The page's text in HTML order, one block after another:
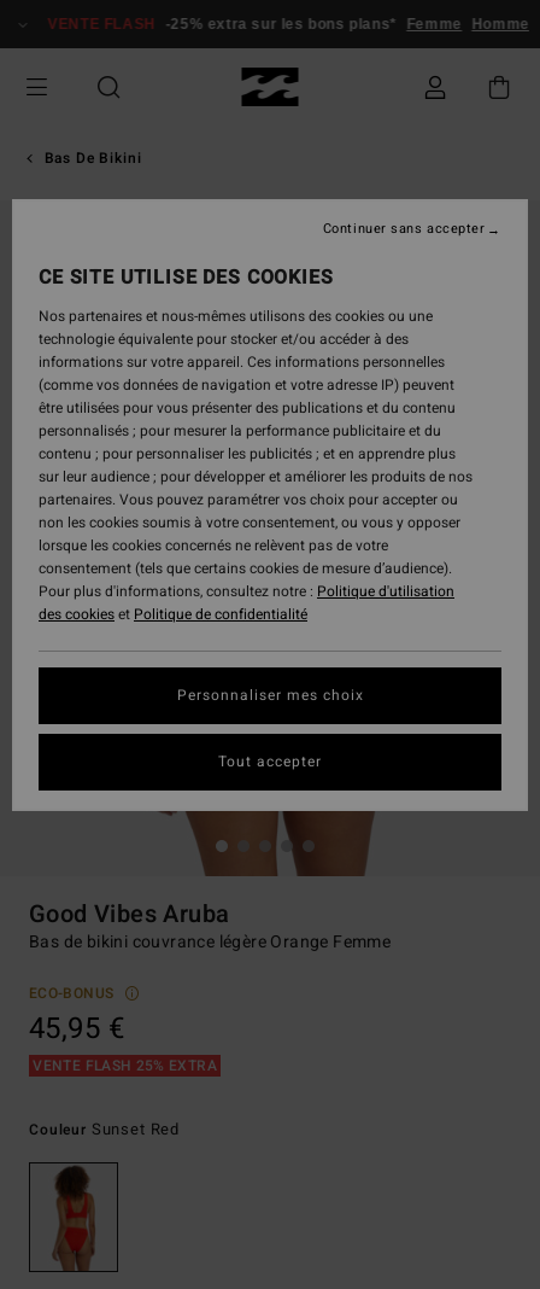
VENTE FLASH -25% extra sur les bons plans* Femme Homme
Bas De Bikini
Good Vibes Aruba
Bas de bikini couvrance légère Orange Femme
ECO-BONUS
45,95 €
VENTE FLASH 25% EXTRA
Couleur Sunset Red
CE SITE UTILISE DES COOKIES
Nos partenaires et nous-mêmes utilisons des cookies ou une
technologie équivalente pour stocker et/ou accéder à des
informations sur votre appareil. Ces informations personnelles
(comme vos données de navigation et votre adresse IP) peuvent
être utilisées pour vous présenter des publications et du contenu
personnalisés ; pour mesurer la performance publicitaire et du
contenu ; pour personnaliser les publicités ; et en apprendre plus
sur leur audience ; pour développer et améliorer les produits de nos
partenaires. Vous pouvez paramétrer vos choix pour accepter ou
non les cookies soumis à votre consentement, ou vous y opposer
lorsque les cookies concernés ne relèvent pas de votre
consentement (tels que certains cookies de mesure d’audience).
Pour plus d'informations, consultez notre : Politique d'utilisation
des cookieset Politique de confidentialité
Personnaliser mes choix
Continuer sans accepter
Tout accepter